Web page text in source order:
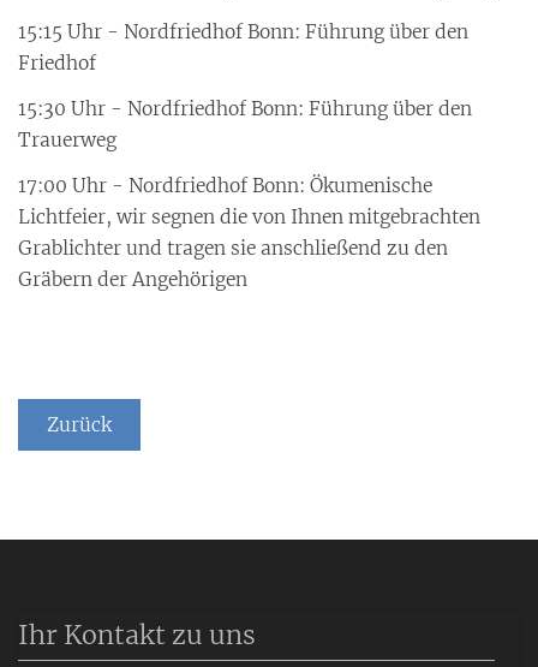
15:15 Uhr - Nordfriedhof Bonn: Führung über den
Friedhof
15:30 Uhr - Nordfriedhof Bonn: Führung über den
Trauerweg
17:00 Uhr - Nordfriedhof Bonn: Ökumenische
Lichtfeier, wir segnen die von Ihnen mitgebrachten
Grablichter und tragen sie anschließend zu den
Gräbern der Angehörigen
Zurück
Ihr Kontakt zu uns